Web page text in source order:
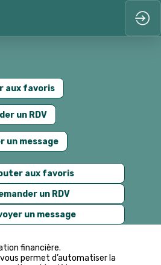
aux favoris
un RDV
un message
aux favoris
un RDV
un message
financière.
vous permet d’automatiser la